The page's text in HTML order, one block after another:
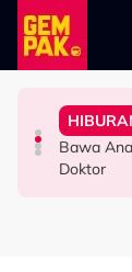
Skip to main
HIBURAN
Tak Guna
Babak
Bawa
Doktor
HIBURAN
Aisha
- “Penat-
HIBURAN
Usia 57
Kongsi